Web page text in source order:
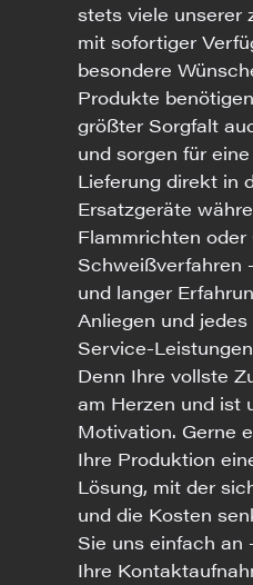
stets viele unserer
mit sofortiger
besondere
Produkte
größter Sorgfalt
und sorgen für
Lieferung direkt in
Ersatzgeräte
Flammrichten
Schweißverfahren
und langer
Anliegen und
Service-
Denn Ihre vollste
am Herzen und ist
Motivation. Gerne
Ihre Produktion
Lösung, mit der
und die Kosten
Sie uns einfach an
Ihre